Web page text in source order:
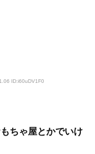
ID:i60uDV1F0
ちゃ屋とかでいけ